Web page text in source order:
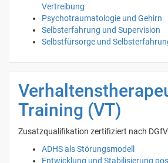
Vertreibung
Psychotraumatologie und Gehirn
Selbsterfahrung und Supervision
Selbstfürsorge und
Training (VT)
Zusatzqualifikation zertifiziert nach
ADHS als Störungsmodell
Entwicklung und Stabilisierung